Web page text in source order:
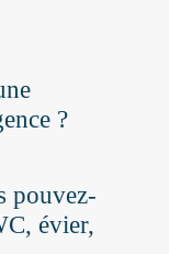
?
pouvez-
évier,